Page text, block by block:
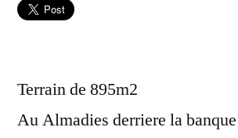
Terrain de 895m2
Au Almadies derriere la